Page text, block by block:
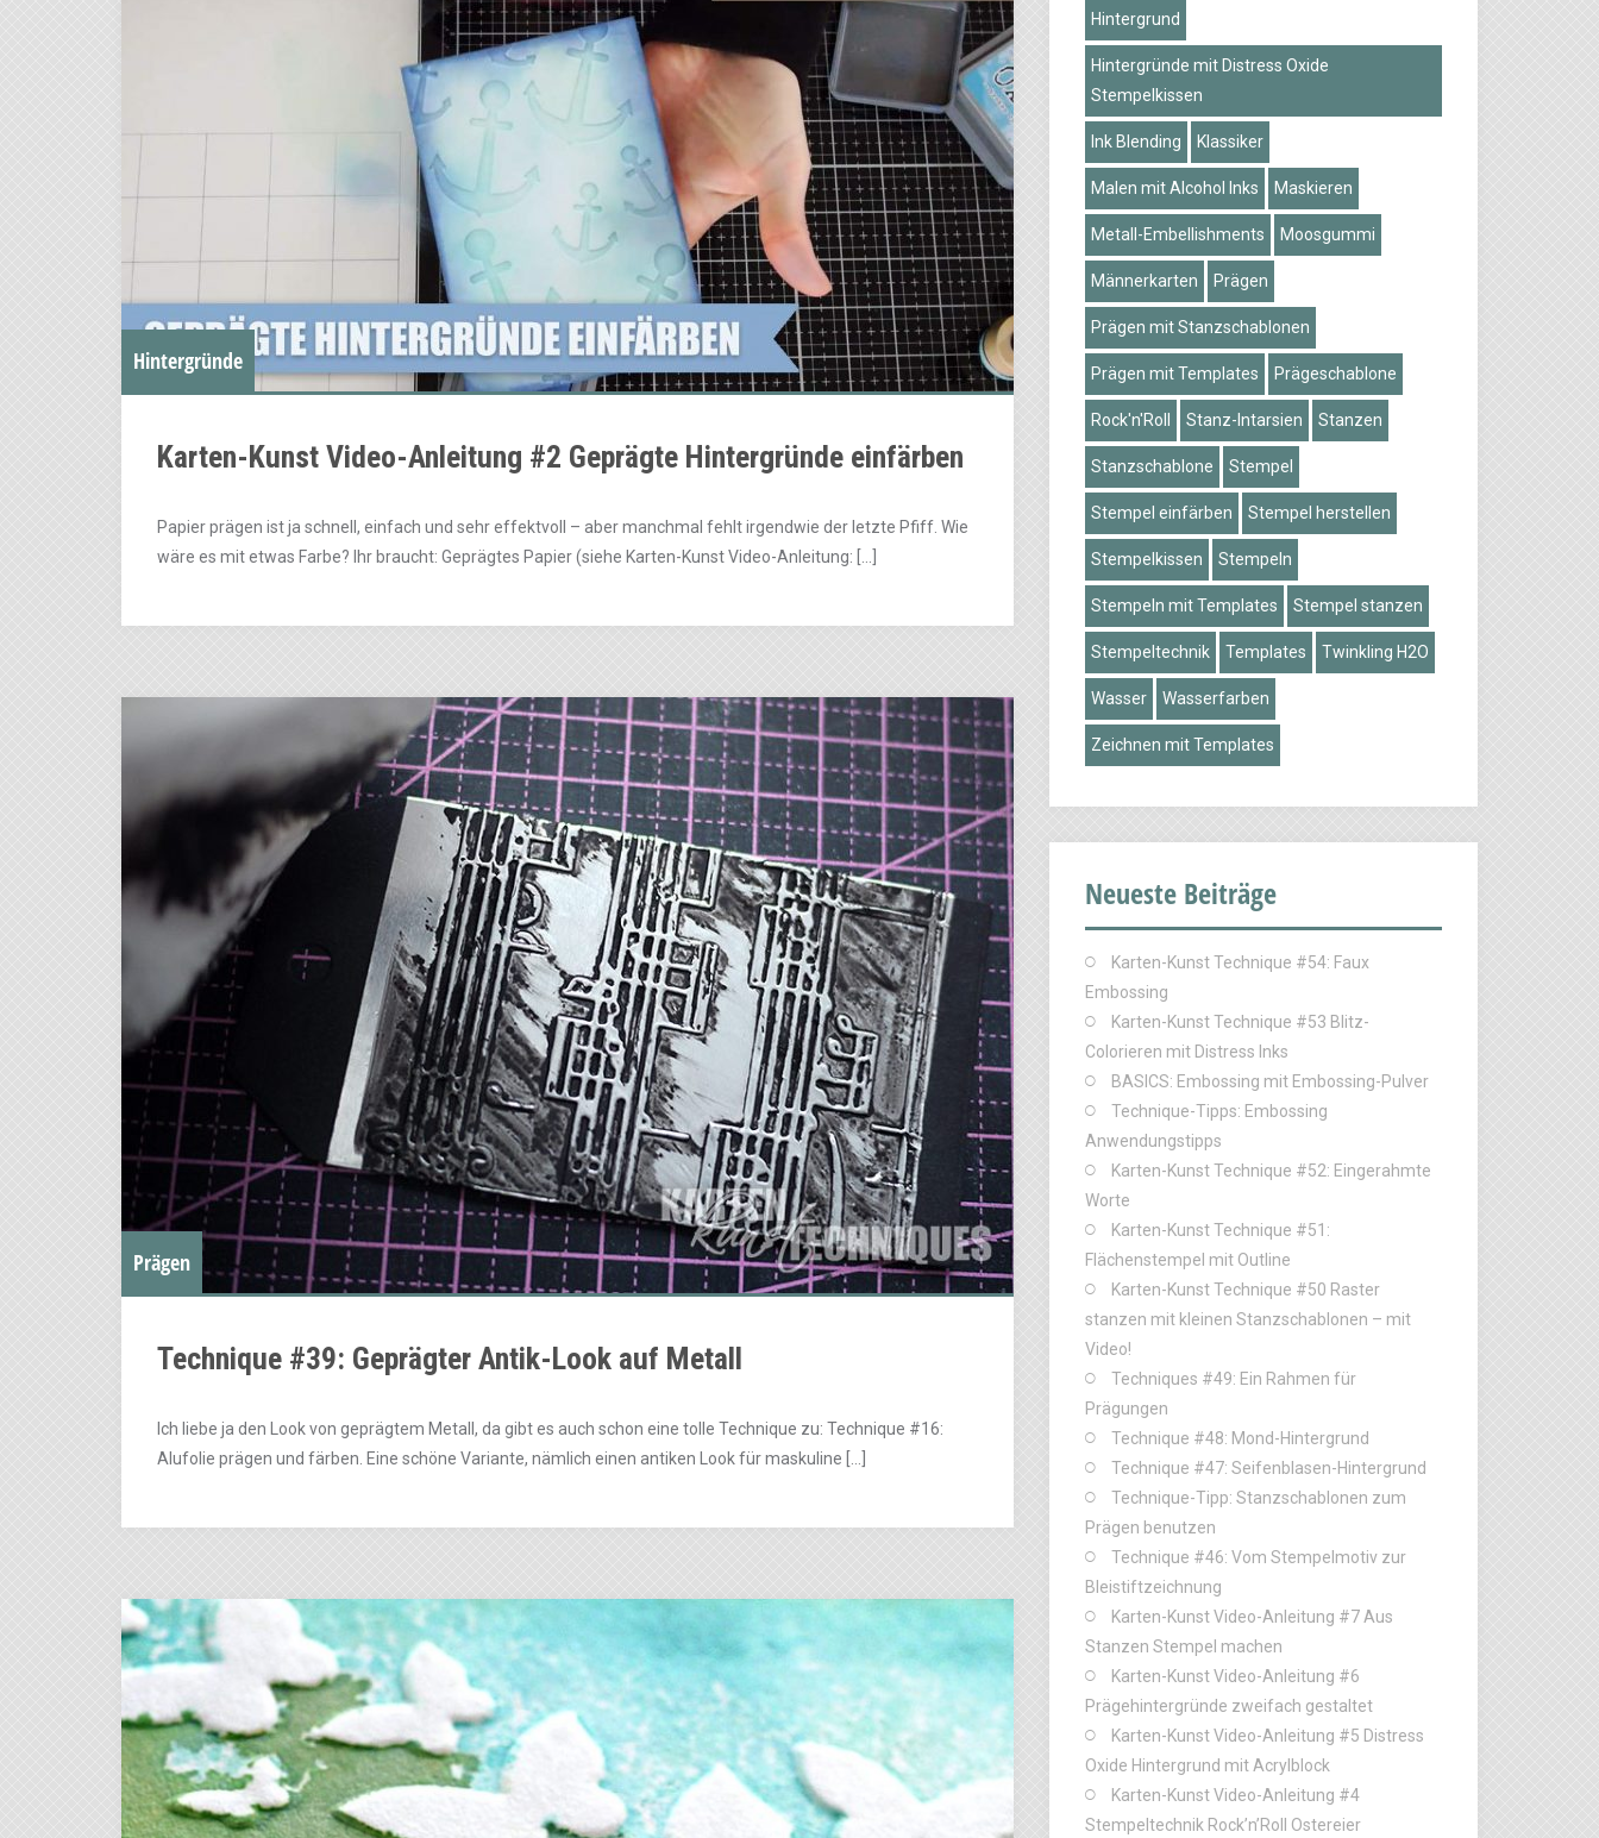
Hintergründe
Karten-Kunst Video-Anleitung #2 Geprägte Hintergründe einfärben
Papier prägen ist ja schnell, einfach und sehr effektvoll – aber manchmal fehlt irgendwie der letzte Pfiff. Wie
wäre es mit etwas Farbe? Ihr braucht: Geprägtes Papier (siehe Karten-Kunst Video-Anleitung: […]
Prägen
Technique #39: Geprägter Antik-Look auf Metall
Ich liebe ja den Look von geprägtem Metall, da gibt es auch schon eine tolle Technique zu: Technique #16:
Alufolie prägen und färben. Eine schöne Variante, nämlich einen antiken Look für maskuline […]
Hintergrund
Hintergründe mit Distress Oxide
Stempelkissen
Ink Blending Klassiker
Malen mit Alcohol Inks Maskieren
Metall-Embellishments Moosgummi
Männerkarten Prägen
Prägen mit Stanzschablonen
Prägen mit Templates Prägeschablone
Rock'n'Roll Stanz-Intarsien Stanzen
Stanzschablone Stempel
Stempel einfärben Stempel herstellen
Stempelkissen Stempeln
Stempeln mit Templates Stempel stanzen
Stempeltechnik Templates Twinkling H2O
Wasser Wasserfarben
Zeichnen mit Templates
Neueste Beiträge
Karten-Kunst Technique #54: Faux
Embossing
Karten-Kunst Technique #53 Blitz-
Colorieren mit Distress Inks
BASICS: Embossing mit Embossing-Pulver
Technique-Tipps: Embossing
Anwendungstipps
Karten-Kunst Technique #52: Eingerahmte
Worte
Karten-Kunst Technique #51:
Flächenstempel mit Outline
Karten-Kunst Technique #50 Raster
stanzen mit kleinen Stanzschablonen – mit
Video!
Techniques #49: Ein Rahmen für
Prägungen
Technique #48: Mond-Hintergrund
Technique #47: Seifenblasen-Hintergrund
Technique-Tipp: Stanzschablonen zum
Prägen benutzen
Technique #46: Vom Stempelmotiv zur
Bleistiftzeichnung
Karten-Kunst Video-Anleitung #7 Aus
Stanzen Stempel machen
Karten-Kunst Video-Anleitung #6
Prägehintergründe zweifach gestaltet
Karten-Kunst Video-Anleitung #5 Distress
Oxide Hintergrund mit Acrylblock
Karten-Kunst Video-Anleitung #4
Stempeltechnik Rock’n’Roll Ostereier